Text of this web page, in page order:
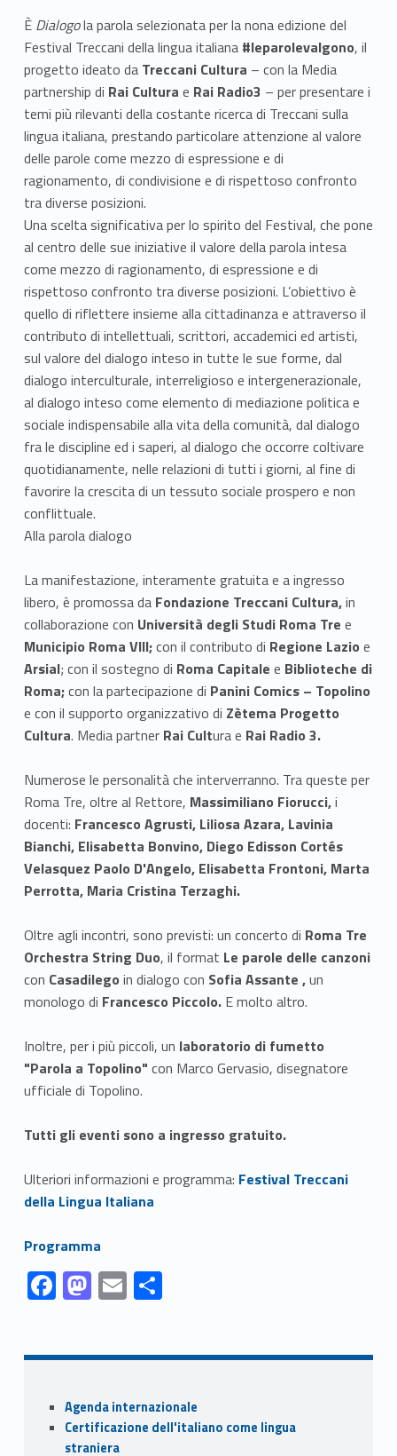
È Dialogola parola selezionata per la nona edizione del
Festival Treccani della lingua italiana #leparolevalgono, il
progetto ideato da Treccani Cultura – con la Media
partnership di Rai Cultura e Rai Radio3 – per presentare i
temi più rilevanti della costante ricerca di Treccani sulla
lingua italiana, prestando particolare attenzione al valore
delle parole come mezzo di espressione e di
ragionamento, di condivisione e di rispettoso confronto
tra diverse posizioni.
Una scelta significativa per lo spirito del Festival, che pone
al centro delle sue iniziative il valore della parola intesa
come mezzo di ragionamento, di espressione e di
rispettoso confronto tra diverse posizioni. L’obiettivo è
quello di riflettere insieme alla cittadinanza e attraverso il
contributo di intellettuali, scrittori, accademici ed artisti,
sul valore del dialogo inteso in tutte le sue forme, dal
dialogo interculturale, interreligioso e intergenerazionale,
al dialogo inteso come elemento di mediazione politica e
sociale indispensabile alla vita della comunità, dal dialogo
fra le discipline ed i saperi, al dialogo che occorre coltivare
quotidianamente, nelle relazioni di tutti i giorni, al fine di
favorire la crescita di un tessuto sociale prospero e non
conflittuale.
Alla parola dialogo
La manifestazione, interamente gratuita e a ingresso
libero, è promossa da Fondazione Treccani Cultura,in
collaborazione con Università degli Studi Roma Tre e
Municipio Roma VIII;con il contributo di Regione Lazio e
Arsial; con il sostegno di Roma Capitale e Biblioteche di
Roma;con la partecipazione di Panini Comics – Topolino
e con il supporto organizzativo di Zètema Progetto
Cultura. Media partner Rai Cultura e Rai Radio 3.
Numerose le personalità che interverranno. Tra queste per
Roma Tre, oltre al Rettore, Massimiliano Fiorucci,i
docenti: Francesco Agrusti, Liliosa Azara, Lavinia
Bianchi, Elisabetta Bonvino, Diego Edisson Cortés
Velasquez Paolo D'Angelo, Elisabetta Frontoni, Marta
Perrotta, Maria Cristina Terzaghi.
Oltre agli incontri, sono previsti: un concerto di Roma Tre
Orchestra String Duo, il format Le parole delle canzoni
con Casadilego in dialogo con Sofia Assante ,un
monologo di Francesco Piccolo. E molto altro.
Inoltre, per i più piccoli, un laboratorio di fumetto
"Parola a Topolino" con Marco Gervasio, disegnatore
ufficiale di Topolino.
Tutti gli eventi sono a ingresso gratuito.
Ulteriori informazioni e programma: Link identifier #identifier__12844-1
Festival Treccani
della Lingua Italiana
Link identifier #identifier__33609-2
Programma
Link identifier #identifier__41315-1
F
ac
b
o
o
Link identifier #identifier__66555-2 M
as
d
o
n
Link identifier #identifier__116997-3 E
m
l
Link identifier #identifier__33468-4 S
h
e
Sidebar
Agenda internazionale
Certificazione dell'italiano come lingua
straniera